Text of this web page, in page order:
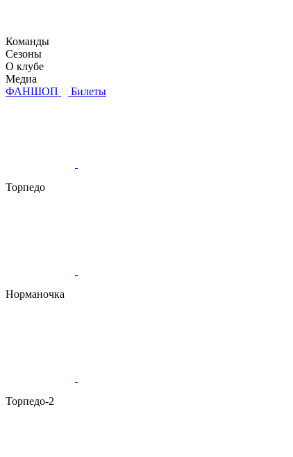
Команды
Сезоны
О клубе
Медиа
ФАНШОП
Билеты
Торпедо
Норманочка
Торпедо-2